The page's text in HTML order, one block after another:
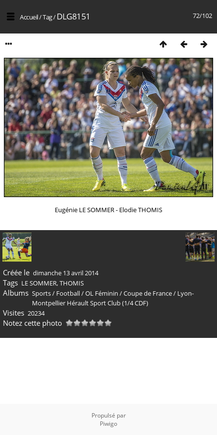
72/102
Accueil/Tag/DLG8151
Eugénie LE SOMMER - Elodie THOMIS
Créée le dimanche 13 avril 2014
Tags LE SOMMER,THOMIS
Albums Sports/ Football/OL Féminin /Coupe de France/ Lyon-
Montpellier Hérault Sport Club (1/4 CDF)
Visites 20234
Notez cette photo
Propulsé par
Piwigo